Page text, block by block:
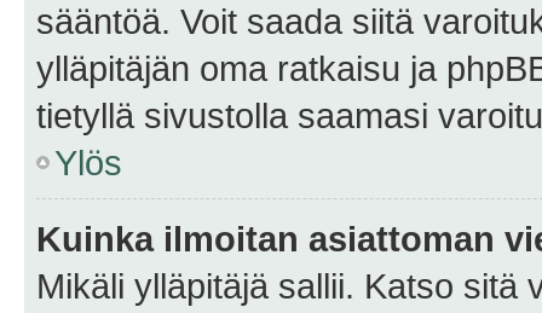
sääntöä. Voit saada siitä
ylläpitäjän oma ratkaisu ja
tietyllä sivustolla saamasi
Ylös
Kuinka ilmoitan asiattoman
Mikäli ylläpitäjä sallii. Katso sitä